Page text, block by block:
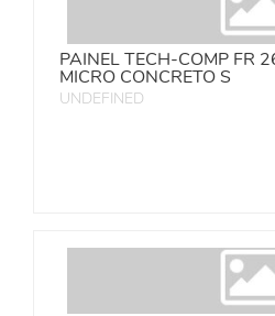
PAINEL TECH-COMP FR
MICRO CONCRETO S
UNDEFINED